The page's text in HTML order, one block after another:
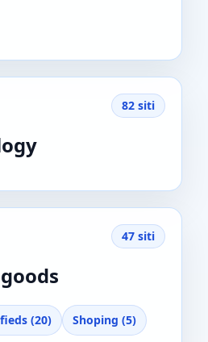
82 siti
47 siti
(20)
Shoping (5)